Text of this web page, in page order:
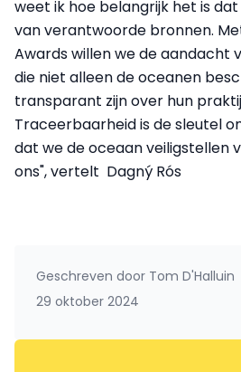
weet ik hoe belangrijk het is
van verantwoorde bronnen.
Awards willen we de aandacht
die niet alleen de oceanen
transparant zijn over hun
Traceerbaarheid is de sleutel
dat we de oceaan veiligstellen
ons", vertelt Dagný Rós
Geschreven door Tom D'Halluin
29 oktober 2024